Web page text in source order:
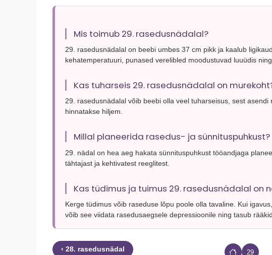
Mis toimub 29. rasedusnädalal?
29. rasedusnädalal on beebi umbes 37 cm pikk ja kaalub
kehatemperatuuri, punased verelibled moodustuvad luuüdis
Kas tuharseis 29. rasedusnädalal on
29. rasedusnädalal võib beebi olla veel tuharseisus, sest
hinnatakse hiljem.
Millal planeerida rasedus- ja sünnituspuhkust?
29. nädal on hea aeg hakata sünnituspuhkust tööandjaga
tähtajast ja kehtivatest reeglitest.
Kas tüdimus ja tuimus 29. rasedusnädalal on
Kerge tüdimus võib raseduse lõpu poole olla tavaline. Kui
võib see viidata rasedusaegsele depressioonile ning tasub
‹ 28. rasedusnädal 29